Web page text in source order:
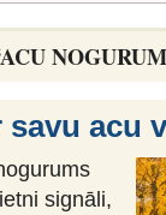
acu
signāli,